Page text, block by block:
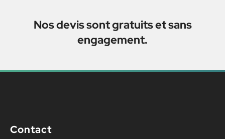
Nos devis sont gratuits et sans
engagement.
Contact